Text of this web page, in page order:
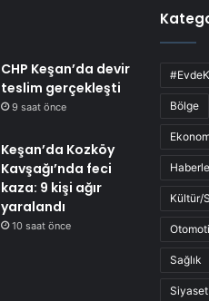
CHP Keşan’da devir
teslim gerçekleşti
9 saat önce
Keşan’da Kozköy
Kavşağı’nda feci
kaza: 9 kişi ağır
yaralandı
10 saat önce
Bölge
Kültür/
Sağlık
Siyaset